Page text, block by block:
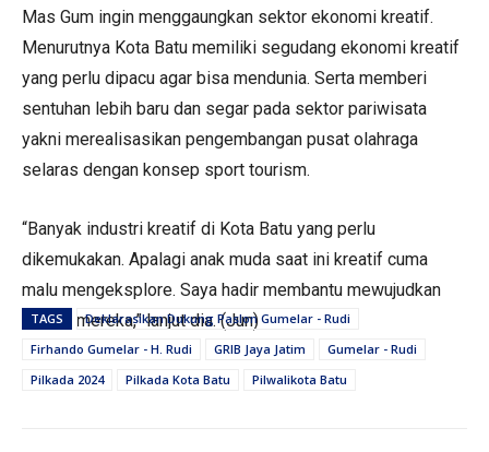
Mas Gum ingin menggaungkan sektor ekonomi kreatif.
Menurutnya Kota Batu memiliki segudang ekonomi kreatif
yang perlu dipacu agar bisa mendunia. Serta memberi
sentuhan lebih baru dan segar pada sektor pariwisata
yakni merealisasikan pengembangan pusat olahraga
selaras dengan konsep sport tourism.
“Banyak industri kreatif di Kota Batu yang perlu
dikemukakan. Apalagi anak muda saat ini kreatif cuma
malu mengeksplore. Saya hadir membantu mewujudkan
impian mereka,” lanjut dia. (Jun)
TAGS
Deklarasikan Dukung Paslon Gumelar - Rudi
Firhando Gumelar - H. Rudi
GRIB Jaya Jatim
Gumelar - Rudi
Pilkada 2024
Pilkada Kota Batu Pilwalikota Batu